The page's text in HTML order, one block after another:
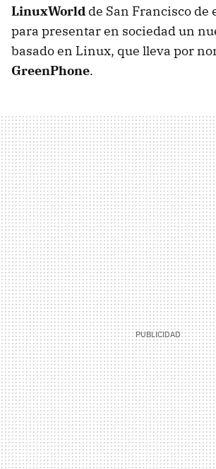
LinuxWorld de San Francisco de
para presentar en sociedad un
basado en Linux, que lleva por
GreenPhone.